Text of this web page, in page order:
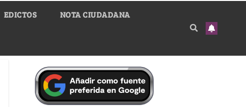
EDICTOS NOTA CIUDADANA